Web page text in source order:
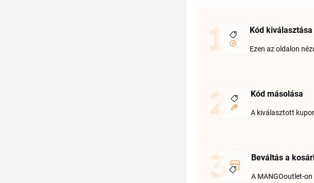
Kód kiválasztása
Ezen az oldalon
Kód másolása
A kiválasztott
Beváltás a
A MANGOoutlet-